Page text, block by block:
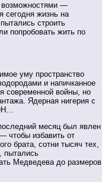
возможностями —
сегодня жизнь на
строить
попробовать жить по
уму пространство
и напичканное
современной войны, но
Ядерная нигерия с
месяц был явлен
чтобы избавить от
брата, сотни тысяч тех,
пытались
Медведева до размеров